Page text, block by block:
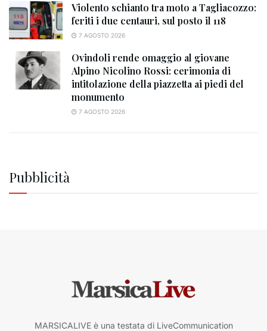
Violento schianto tra moto a Tagliacozzo:
feriti i due centauri, sul posto il 118
7 AGOSTO 2026
Ovindoli rende omaggio al giovane
Alpino Nicolino Rossi: cerimonia di
intitolazione della piazzetta ai piedi del
monumento
7 AGOSTO 2026
Pubblicità
MARSICALIVE è una testata di LiveCommunication